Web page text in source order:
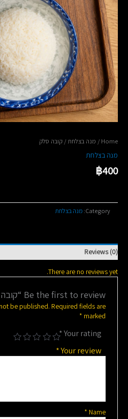
Home
/ מנה בצלחת / קובה סלק
מנה בצלחת
฿400
Category: מנה בצלחת
Reviews (0)
There are no reviews yet.
Be the first to review “קובה סלק”
be published. Required fields are
marked
*
Your rating
*
Your review
*
Name
*